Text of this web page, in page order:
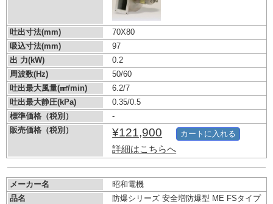
吐出寸法(mm)
70X80
吸込寸法(mm)
97
出 力(kW)
0.2
周波数(Hz)
50/60
吐出最大風量(㎣/min)
6.2/7
吐出最大静圧(kPa)
0.35/0.5
標準価格（税別）
-
販売価格（税別）
¥121,900
詳細はこちらへ
カートに入れる
メーカー名
昭和電機
品名
防爆シリーズ 安全増防爆型 ME FSタイプ